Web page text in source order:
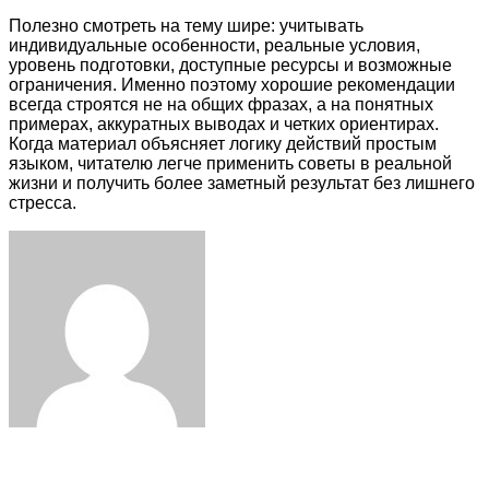
Полезно смотреть на тему шире: учитывать
индивидуальные особенности, реальные условия,
уровень подготовки, доступные ресурсы и возможные
ограничения. Именно поэтому хорошие рекомендации
всегда строятся не на общих фразах, а на понятных
примерах, аккуратных выводах и четких ориентирах.
Когда материал объясняет логику действий простым
языком, читателю легче применить советы в реальной
жизни и получить более заметный результат без лишнего
стресса.